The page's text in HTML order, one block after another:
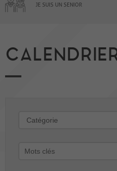
JE SUIS UN SENIOR